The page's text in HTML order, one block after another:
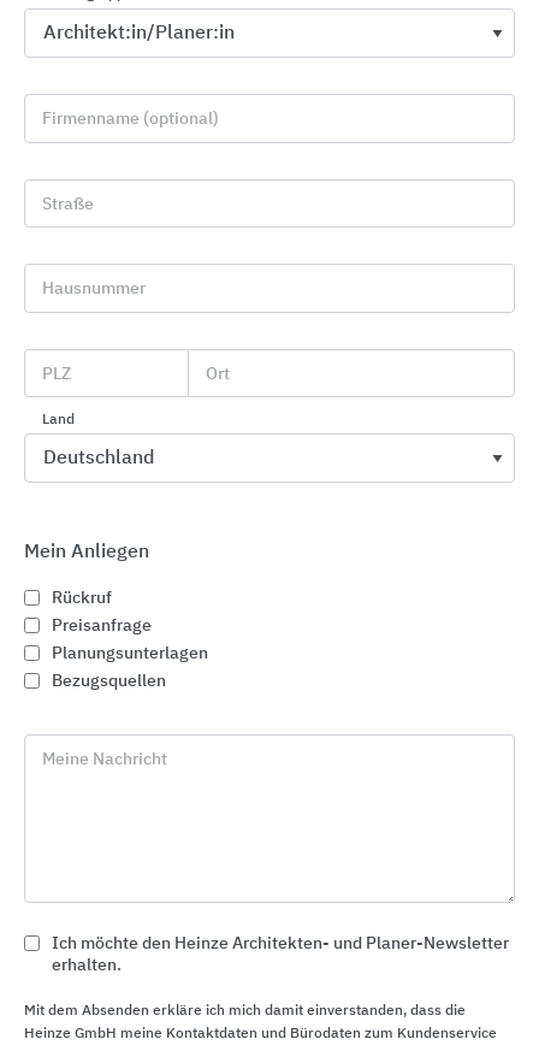
Stadtmobiliar: Fahrradparksysteme, Mobiliar und
Falco
Firmenname (optional)
Straße
Hausnummer
PLZ Ort
Land
Mein Anliegen
Rückruf
Preisanfrage
Planungsunterlagen
Bezugsquellen
Meine Nachricht
Ich möchte den Heinze Architekten- und Planer-Newsletter
erhalten.
Mit dem Absenden erkläre ich mich damit einverstanden, dass die
Heinze GmbH meine Kontaktdaten und Bürodaten zum Kundenservice